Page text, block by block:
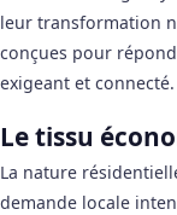
leur transformation
conçues pour
exigeant et connecté.
Le tissu
La nature
demande locale